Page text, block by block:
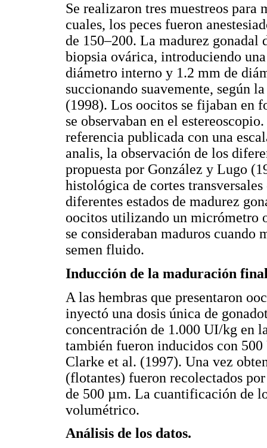
Se realizaron tres muestreos
cuales, los peces fueron
de 150–200. La madurez gonadal
biopsia ovárica, introduciendo
diámetro interno y 1.2 mm de
succionando suavemente, según
(1998). Los oocitos se fijaban en
se observaban en el
referencia publicada con una
analis, la observación de los
propuesta por González y Lugo
histológica de cortes
diferentes estados de madurez
oocitos utilizando un micrómetro
se consideraban maduros cuando
semen fluido.
Inducción de la maduración
A las hembras que presentaron
inyectó una dosis única de
concentración de 1.000 UI/kg en
también fueron inducidos con
Clarke et al. (1997). Una vez
(flotantes) fueron recolectados
de 500 µm. La cuantificación de
volumétrico.
Análisis de los datos.